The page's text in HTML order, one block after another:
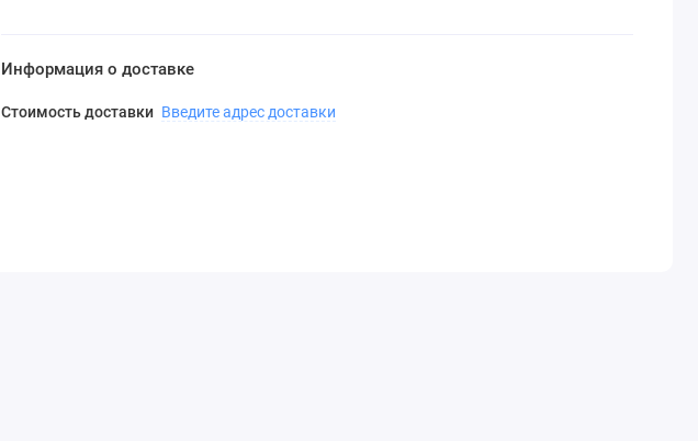
Информация о доставке
Стоимость доставки Введите адрес доставки